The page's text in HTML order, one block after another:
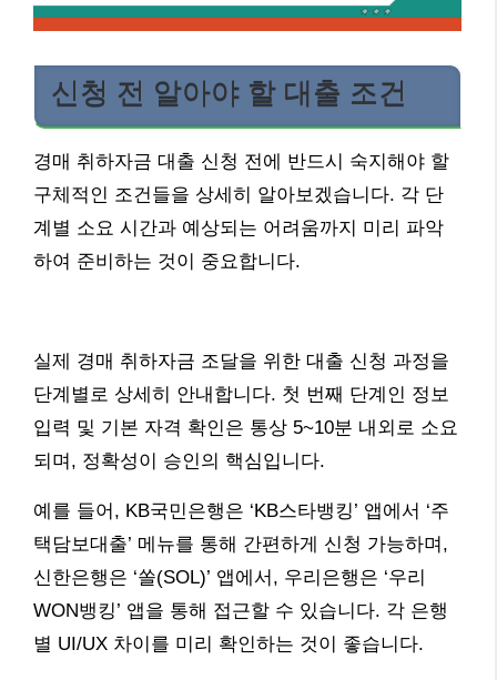
신청 전 알아야 할 대출 조건
경매 취하자금 대출 신청 전에 반드시 숙지해야 할
구체적인 조건들을 상세히 알아보겠습니다. 각 단
계별 소요 시간과 예상되는 어려움까지 미리 파악
하여 준비하는 것이 중요합니다.
실제 경매 취하자금 조달을 위한 대출 신청 과정을
단계별로 상세히 안내합니다. 첫 번째 단계인 정보
입력 및 기본 자격 확인은 통상 5~10분 내외로 소요
되며, 정확성이 승인의 핵심입니다.
예를 들어, KB국민은행은 ‘KB스타뱅킹’ 앱에서 ‘주
택담보대출’ 메뉴를 통해 간편하게 신청 가능하며,
신한은행은 ‘쏠(SOL)’ 앱에서, 우리은행은 ‘우리
WON뱅킹’ 앱을 통해 접근할 수 있습니다. 각 은행
별 UI/UX 차이를 미리 확인하는 것이 좋습니다.